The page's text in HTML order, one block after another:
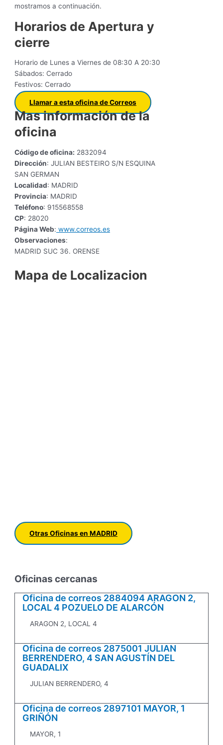
mostramos a continuación.
Horarios de Apertura y
cierre
Horario de Lunes a Viernes de 08:30 A 20:30
Sábados: Cerrado
Festivos: Cerrado
Llamar a esta oficina de Correos
Mas información de la
oficina
Código de oficina: 2832094
Dirección: JULIAN BESTEIRO S/N ESQUINA
SAN GERMAN
Localidad: MADRID
Provincia: MADRID
Teléfono: 915568558
CP: 28020
Página Web: www.correos.es
Observaciones:
MADRID SUC 36. ORENSE
Mapa de Localizacion
Otras Oficinas en MADRID
Oficinas cercanas
Oficina de correos 2884094 ARAGON 2,
LOCAL 4 POZUELO DE ALARCÓN
ARAGON 2, LOCAL 4
Oficina de correos 2875001 JULIAN
BERRENDERO, 4 SAN AGUSTÍN DEL
GUADALIX
JULIAN BERRENDERO, 4
Oficina de correos 2897101 MAYOR, 1
GRIÑÓN
MAYOR, 1